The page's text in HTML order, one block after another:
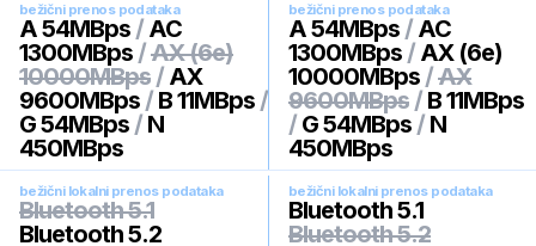
bežični prenos podataka
A 54MBps / AC
1300MBps /AX (6e)
10000MBps / AX
9600MBps / B 11MBps /
G 54MBps / N
450MBps
bežični prenos podataka
A 54MBps / AC
1300MBps / AX (6e)
10000MBps /AX
9600MBps / B 11MBps
/ G 54MBps / N
450MBps
bežični lokalni prenos podataka
Bluetooth 5.1
Bluetooth 5.2
bežični lokalni prenos podataka
Bluetooth 5.1
Bluetooth 5.2